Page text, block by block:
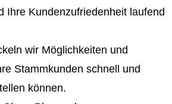
Ihre Kundenzufriedenheit laufend
wir Möglichkeiten und
Stammkunden schnell und
können.